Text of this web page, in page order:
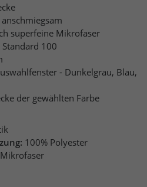
superfeine Mikrofaser
100
- Dunkelgrau, Blau,
der gewählten Farbe
100% Polyester
Mikrofaser